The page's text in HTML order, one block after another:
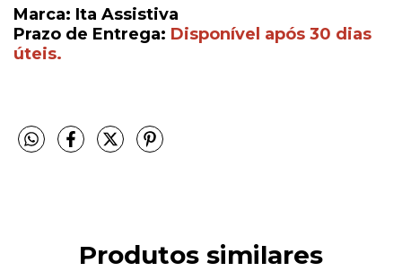
Marca: Ita Assistiva
Prazo de Entrega: Disponível após 30 dias
úteis.
Produtos similares